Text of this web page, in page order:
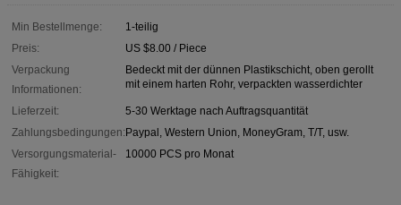
Min Bestellmenge:
1-teilig
Preis:
US $8.00 / Piece
Verpackung
Informationen:
Bedeckt mit der dünnen Plastikschicht, oben gerollt
mit einem harten Rohr, verpackten wasserdichter
Lieferzeit:
5-30 Werktage nach Auftragsquantität
Zahlungsbedingungen:Paypal, Western Union, MoneyGram, T/T, usw.
Versorgungsmaterial-
Fähigkeit:
10000 PCS pro Monat